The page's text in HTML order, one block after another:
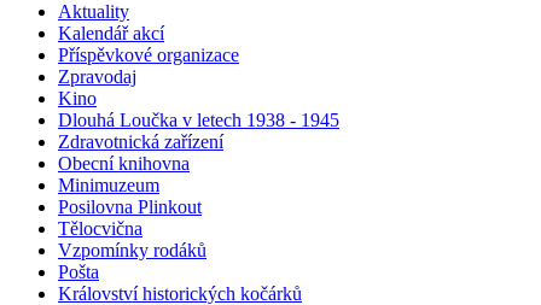
Aktuality
Kalendář akcí
Příspěvkové organizace
Zpravodaj
Kino
Dlouhá Loučka v letech 1938 - 1945
Zdravotnická zařízení
Obecní knihovna
Minimuzeum
Posilovna Plinkout
Tělocvična
Vzpomínky rodáků
Pošta
Království historických kočárků